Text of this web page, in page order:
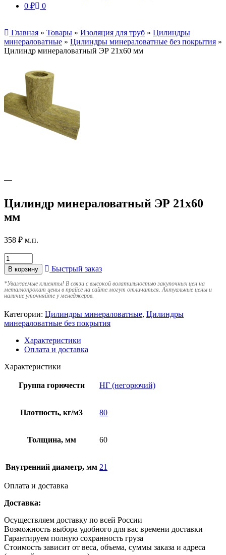
0 ₽ 0
Главная » Товары » Изоляция для труб » Цилиндры
минераловатные » Цилиндры минераловатные без покрытия »
Цилиндр минераловатный ЭР 21х60 мм
Цилиндр минераловатный ЭР 21х60
мм
358 ₽ м.п.
В корзину Быстрый заказ
*Уважаемые клиенты! В связи с высокой волатильностью закупочных цен на
металлопрокат цены в прайсе на сайте могут отличаться. Актуальные цены и
наличие уточняйте у менеджеров.
Категории: Цилиндры минераловатные, Цилиндры
минераловатные без покрытия
Характеристики
Оплата и доставка
Характеристики
Группа горючести НГ (негорючий)
Плотность, кг/м3 80
Толщина, мм 60
Внутренний диаметр, мм 21
Оплата и доставка
Доставка:
Осуществляем доставку по всей России
Возможность выбора удобного для вас времени доставки
Гарантируем полную сохранность груза
Стоимость зависит от веса, объема, суммы заказа и адреса